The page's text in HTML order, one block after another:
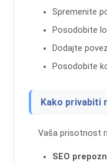
Spremenite
Posodobite
Dodajte
Posodobite
Kako privabiti
Vaša prisotnost
SEO